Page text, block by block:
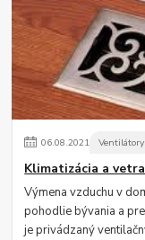
06.08.2021 Ventilátory
Klimatizácia a
Výmena vzduchu v
pohodlie bývania a
je privádzaný